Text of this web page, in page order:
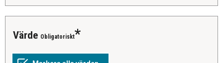
Värde Obligatoriskt